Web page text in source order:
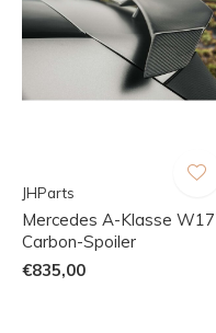
JHParts
Mercedes A-Klasse
Carbon-Spoiler
€835,00